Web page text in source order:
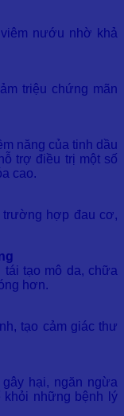
nướu nhờ khả
triệu chứng mãn
năng của tinh dầu
trợ điều trị một số
cao.
trường hợp đau cơ,
tái tạo mô da, chữa
hơn.
tạo cảm giác thư
hại, ngăn ngừa
khỏi những bệnh lý